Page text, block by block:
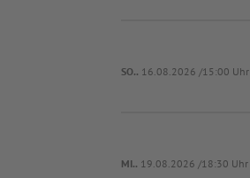
SO.. 16.08.2026 /15:00 Uhr
MI.. 19.08.2026 /18:30 Uhr